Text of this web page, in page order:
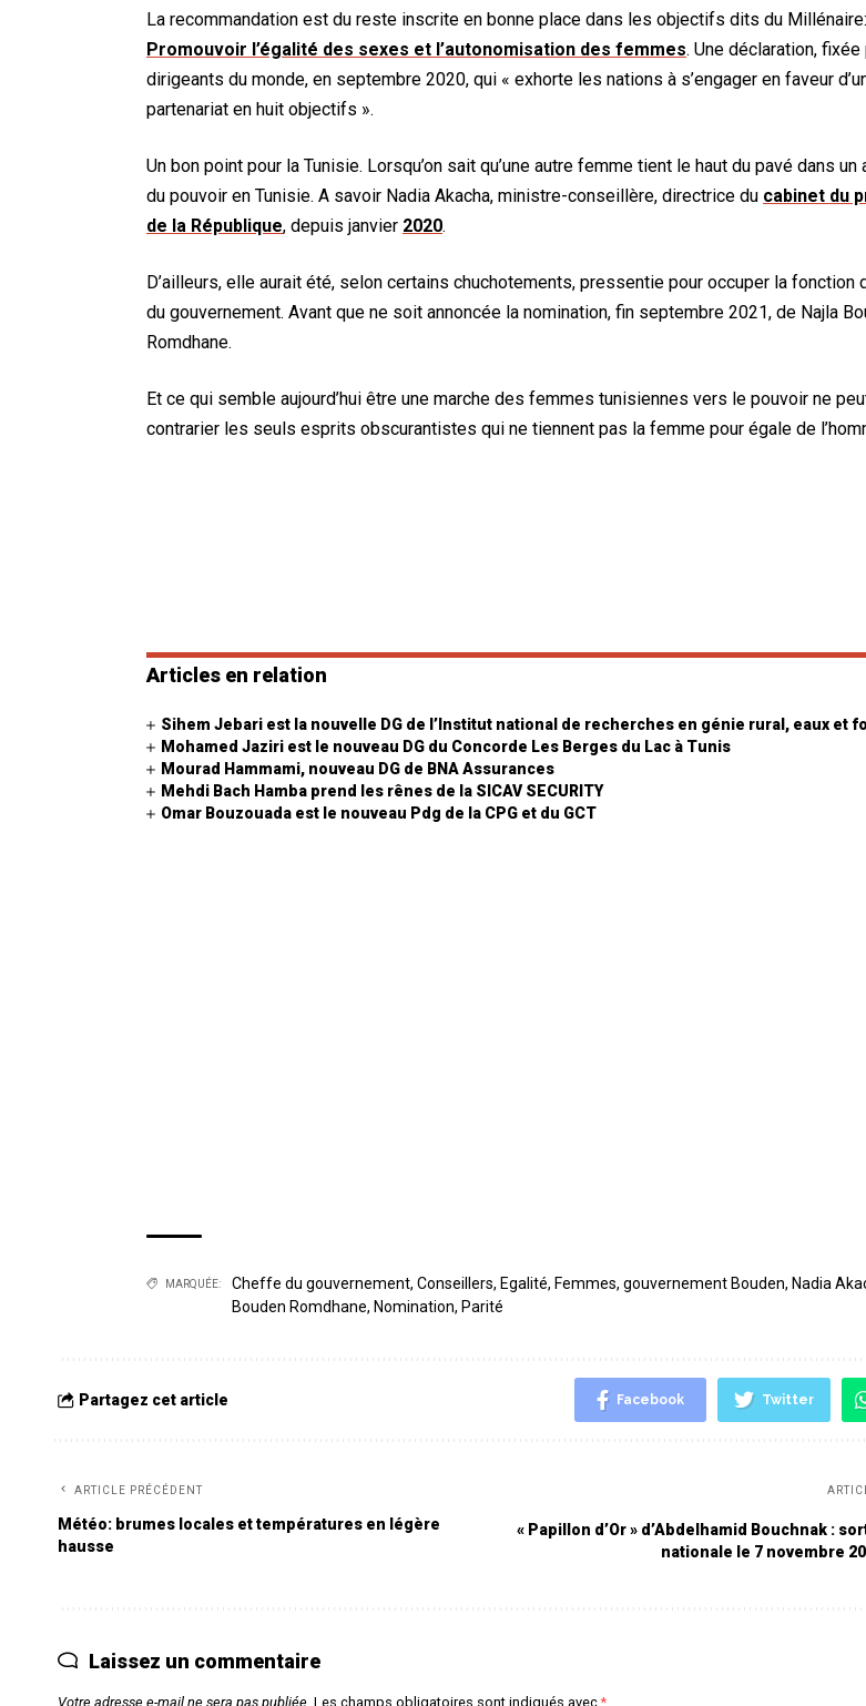
La recommandation est du reste inscrite en bonne place dans les objectifs dits du Millénaire:
Promouvoir l’égalité des sexes et l’autonomisation des femmes. Une déclaration, fixée
dirigeants du monde, en septembre 2020, qui « exhorte les nations à s’engager en faveur
partenariat en huit objectifs ».
Un bon point pour la Tunisie. Lorsqu’on sait qu’une autre femme tient le haut du pavé dans un
du pouvoir en Tunisie. A savoir Nadia Akacha, ministre-conseillère, directrice du cabinet du
de la République, depuis janvier 2020.
D’ailleurs, elle aurait été, selon certains chuchotements, pressentie pour occuper la fonction
du gouvernement. Avant que ne soit annoncée la nomination, fin septembre 2021, de Najla
Romdhane.
Et ce qui semble aujourd’hui être une marche des femmes tunisiennes vers le pouvoir ne
contrarier les seuls esprits obscurantistes qui ne tiennent pas la femme pour égale de
Articles en relation
Sihem Jebari est la nouvelle DG de l’Institut national de recherches en génie rural, eaux et
Mohamed Jaziri est le nouveau DG du Concorde Les Berges du Lac à Tunis
Mourad Hammami, nouveau DG de BNA Assurances
Mehdi Bach Hamba prend les rênes de la SICAV SECURITY
Omar Bouzouada est le nouveau Pdg de la CPG et du GCT
MARQUÉE: Cheffe du gouvernement, Conseillers, Egalité, Femmes, gouvernement Bouden, Nadia
Bouden Romdhane, Nomination, Parité
Partagez cet article Facebook Twitter
ARTICLE PRÉCÉDENT
Météo: brumes locales et températures en légère
hausse
« Papillon d’Or » d’Abdelhamid Bouchnak :
nationale le 7 novembre
Laissez un commentaire
Votre adresse e-mail ne sera pas publiée. Les champs obligatoires sont indiqués avec*